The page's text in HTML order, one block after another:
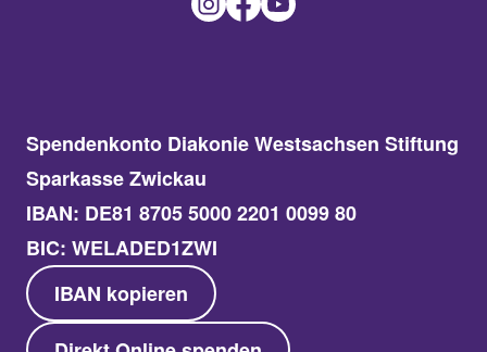
Spendenkonto Diakonie Westsachsen Stiftung
Sparkasse Zwickau
IBAN: DE81 8705 5000 2201 0099 80
BIC: WELADED1ZWI
IBAN kopieren